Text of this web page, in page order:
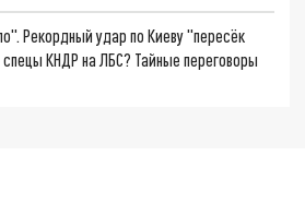
Рекордный удар по Киеву "пересёк
КНДР на ЛБС? Тайные переговоры